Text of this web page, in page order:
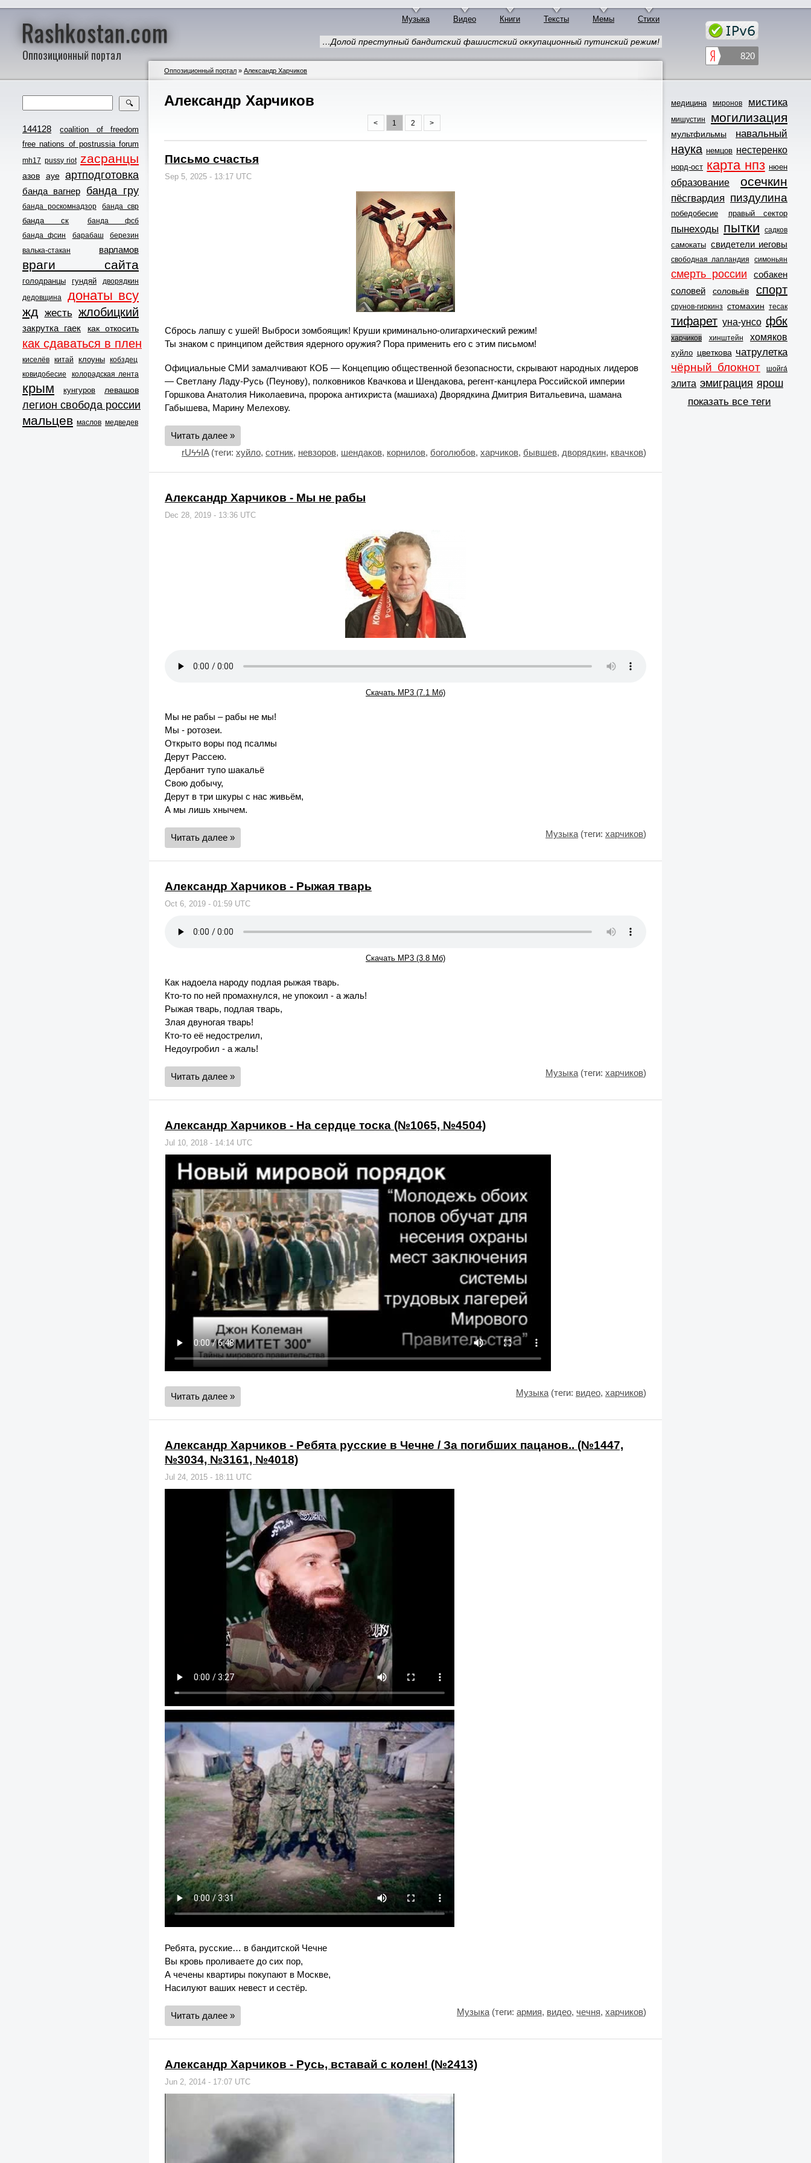
Rashkostan.com
Оппозиционный портал
Музыка Видео Книги Тексты Мемы Стихи
🔍
144128
coalition of freedom
free nations of postrussia forum
mh17 pussy riot zасранцы
азов ауе артподготовка
банда вагнер банда гру
банда роскомнадзор банда свр
банда ск
банда фсб
банда фсин
барабаш
березин
валька-стакан
варламов
враги сайта
голодранцы гундяй
дворядкин
дедовщина
донаты всу
жд жесть жлобицкий
закрутка гаек как откосить
как сдаваться в плен
киселёв китай клоуны кобздец
ковидобесие
колорадская лента
крым кунгуров левашов
легион свобода россии
мальцев маслов медведев
…Долой преступный бандитский фашистский оккупационный путинский режим!
Оппозиционный портал » Александр Харчиков
Александр Харчиков
< 1 2 >
Письмо счастья
Sep 5, 2025 - 13:17 UTC
Сбрось лапшу с ушей! Выброси зомбоящик! Круши криминально-олигархический режим!
Ты знаком с принципом действия ядерного оружия? Пора применить его с этим письмом!
Официальные СМИ замалчивают КОБ — Концепцию общественной безопасности, скрывают народных лидеров
— Светлану Ладу-Русь (Пеунову), полковников Квачкова и Шендакова, регент-канцлера Российской империи
Горшкова Анатолия Николаевича, пророка антихриста (машиаха) Дворядкина Дмитрия Витальевича, шамана
Габышева, Марину Мелехову.
Читать далее »
rUϟϟIA(теги: хуйло, сотник, невзоров, шендаков, корнилов, боголюбов, харчиков, бывшев, дворядкин, квачков)
Александр Харчиков - Мы не рабы
Dec 28, 2019 - 13:36 UTC
Скачать MP3 (7.1 Мб)
Мы не рабы – рабы не мы!
Мы - ротозеи.
Открыто воры под псалмы
Дерут Рассею.
Дербанит тупо шакальё
Свою добычу,
Дерут в три шкуры с нас живьём,
А мы лишь хнычем.
Читать далее » Музыка(теги: харчиков)
Александр Харчиков - Рыжая тварь
Oct 6, 2019 - 01:59 UTC
Скачать MP3 (3.8 Мб)
Как надоела народу подлая рыжая тварь.
Кто-то по ней промахнулся, не упокоил - а жаль!
Рыжая тварь, подлая тварь,
Злая двуногая тварь!
Кто-то её недострелил,
Недоугробил - а жаль!
Читать далее » Музыка(теги: харчиков)
Александр Харчиков - На сердце тоска (№1065, №4504)
Jul 10, 2018 - 14:14 UTC
Читать далее » Музыка (теги: видео, харчиков)
Александр Харчиков - Ребята русские в Чечне / За погибших пацанов.. (№1447,
№3034, №3161, №4018)
Jul 24, 2015 - 18:11 UTC
Ребята, русские… в бандитской Чечне
Вы кровь проливаете до сих пор,
А чечены квартиры покупают в Москве,
Насилуют ваших невест и сестёр.
Читать далее » Музыка (теги: армия, видео, чечня, харчиков)
Александр Харчиков - Русь, вставай с колен! (№2413)
Jun 2, 2014 - 17:07 UTC
медицина миронов мистика
мишустин могилизация
мультфильмы навальный
наука немцов нестеренко
норд-ост карта нпз нюен
образование осечкин
пёсгвардия пиздулина
победобесие правый сектор
пынеходы пытки садков
самокаты свидетели иеговы
свободная лапландия симоньян
смерть россии
собакен
соловей
соловьёв спорт
срунов-гиркинз стомахин тесак
тифарет уна-унсо фбк
харчиков хинштейн хомяков
хуйло цветкова чатрулетка
чёрный блокнот шойга́
элита эмиграция ярош
показать все теги